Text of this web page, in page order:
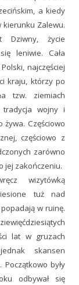
a kiedy
kierunku Zalewu.
Dziwny, życie
leniwie. Cała
najczęściej
kraju, którzy po
tzw. ziemiach
tradycja wojny i
Częściowo
częściowo z
zarówno
jej zakończeniu.
wizytówką
tuż nad
w ruinę.
lat w gruzach
skansen
były
odbywał się